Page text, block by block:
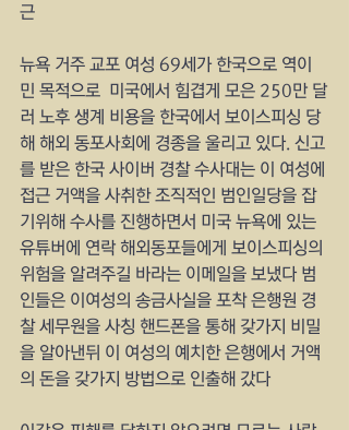
근
뉴욕 거주 교포 여성 69세가 한국으로 역이
민 목적으로  미국에서 힘겹게 모은 250만 달
러 노후 생계 비용을 한국에서 보이스피싱 당
해 해외 동포사회에 경종을 울리고 있다. 신고
를 받은 한국 사이버 경찰 수사대는 이 여성에
접근 거액을 사취한 조직적인 범인일당을 잡
기위해 수사를 진행하면서 미국 뉴욕에 있는
유튜버에 연락 해외동포들에게 보이스피싱의
위험을 알려주길 바라는 이메일을 보냈다 범
인들은 이여성의 송금사실을 포착 은행원 경
찰 세무원을 사칭 핸드폰을 통해 갖가지 비밀
을 알아낸뒤 이 여성의 예치한 은행에서 거액
의 돈을 갖가지 방법으로 인출해 갔다